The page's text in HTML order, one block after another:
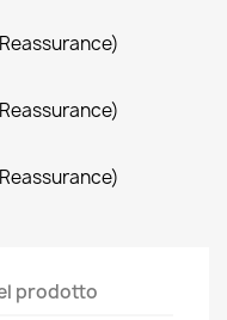
prodotto